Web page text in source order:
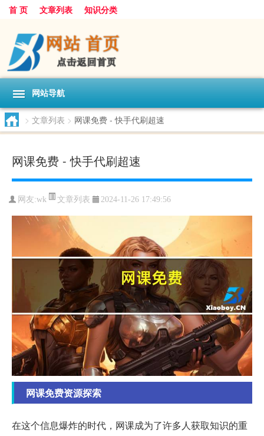
首 页 文章列表 知识分类
网站导航
> 文章列表 > 网课免费 - 快手代刷超速
网课免费 - 快手代刷超速
网友:wk 文章列表 2024-11-26 17:49:56
网课免费资源探索
在这个信息爆炸的时代，网课成为了许多人获取知识的重